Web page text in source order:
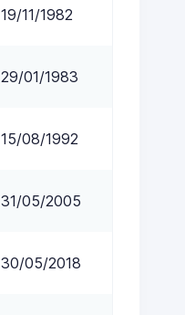
19/11/1982
29/01/1983
15/08/1992
31/05/2005
30/05/2018